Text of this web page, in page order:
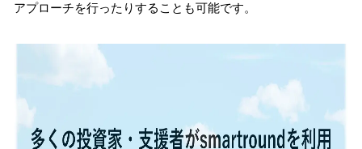
アプローチを行ったりすることも可能です。